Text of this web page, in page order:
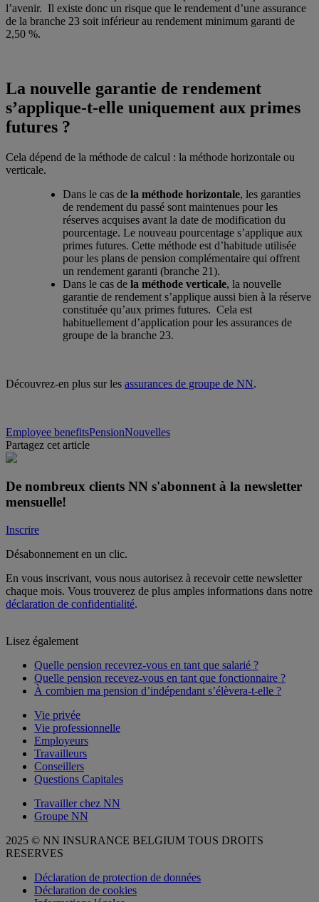
l’avenir. Il existe donc un risque que le rendement d’une assurance
de la branche 23 soit inférieur au rendement minimum garanti de
2,50 %.
La nouvelle garantie de rendement
s’applique-t-elle uniquement aux primes
futures ?
Cela dépend de la méthode de calcul : la méthode horizontale ou
verticale.
Dans le cas de la méthode horizontale, les garanties
de rendement du passé sont maintenues pour les
réserves acquises avant la date de modification du
pourcentage. Le nouveau pourcentage s’applique aux
primes futures. Cette méthode est d’habitude utilisée
pour les plans de pension complémentaire qui offrent
un rendement garanti (branche 21).
Dans le cas de la méthode verticale, la nouvelle
garantie de rendement s’applique aussi bien à la réserve
constituée qu’aux primes futures. Cela est
habituellement d’application pour les assurances de
groupe de la branche 23.
Découvrez-en plus sur les assurances de groupe de NN.
Employee benefitsPensionNouvelles
Partagez cet article
De nombreux clients NN s'abonnent à la newsletter
mensuelle!
Inscrire
Désabonnement en un clic.
En vous inscrivant, vous nous autorisez à recevoir cette newsletter
chaque mois. Vous trouverez de plus amples informations dans notre
déclaration de confidentialité.
Lisez également
Quelle pension recevrez-vous en tant que salarié ?
Quelle pension recevez-vous en tant que fonctionnaire ?
À combien ma pension d’indépendant s’élèvera-t-elle ?
Vie privée
Vie professionnelle
Employeurs
Travailleurs
Conseillers
Questions Capitales
Travailler chez NN
Groupe NN
2025 © NN INSURANCE BELGIUM TOUS DROITS
RESERVES
Déclaration de protection de données
Déclaration de cookies